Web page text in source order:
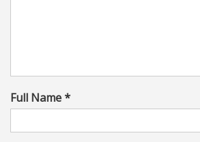
Full Name *